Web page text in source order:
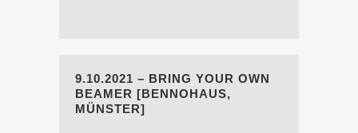
9.10.2021 – BRING YOUR OWN
BEAMER [BENNOHAUS,
MÜNSTER]